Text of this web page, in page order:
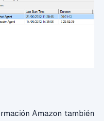
Amazon también